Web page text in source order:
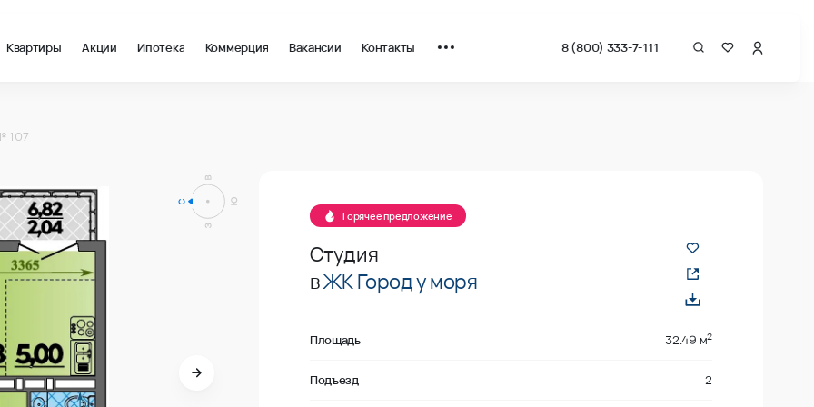
Квартиры Акции Ипотека Коммерция Вакансии Контакты 8 (800) 333-7-111
107
Горячее предложение
Студия
вЖК Город у моря
Площадь 32.49 м2
Подъезд 2